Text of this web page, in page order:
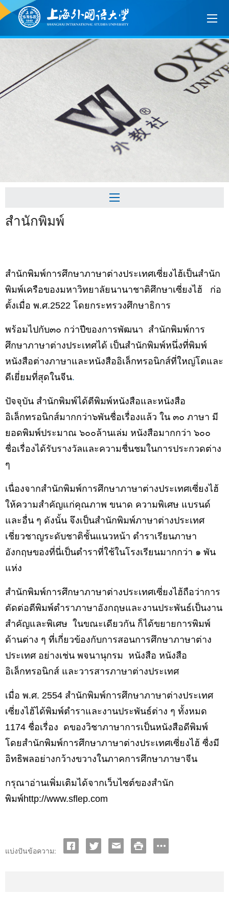
สำนักพิมพ์
สำนักพิมพ์การศึกษาภาษาต่างประเทศเซี่ยงไฮ้เป็นสำนัก
พิมพ์เครือของมหาวิทยาลัยนานาชาติศึกษาเซี่ยงไฮ้
ก่อ
ตั้งเมื่อ พ.ศ.2522 โดยกระทรวงศึกษาธิการ
พร้อมไปกับ๓๐ กว่าปีของการพัฒนา สำนักพิมพ์การ
ศึกษาภาษาต่างประเทศได้ เป็นสำนักพิมพ์หนึ่งที่พิมพ์
หนังสือต่างภาษาและหนังสืออิเล็กทรอนิกส์ที่ใหญ่โตและ
ดีเยี่ยมที่สุดในจีน.
ปัจจุบัน สำนักพิมพ์ได้ตีพิมพ์หนังสือและหนังสือ
อิเล็กทรอนิกส์มากกว่า๖พันชื่อเรื่องแล้ว ใน ๓๐ ภาษา มี
ยอดพิมพ์ประมาณ ๖๐๐ล้านเล่ม หนังสือมากกว่า ๖๐๐
ชื่อเรื่องได้รับรางวัลและความชื่นชมในการประกวดต่าง
ๆ
เนื่องจากสำนักพิมพ์การศึกษาภาษาต่างประเทศเซี่ยงไฮ้
ให้ความสำคัญแก่คุณภาพ ขนาด ความพิเศษ แบรนด์
และอื่น ๆ ดังนั้น จึงเป็นสำนักพิมพ์ภาษาต่างประเทศ
เชี่ยวชาญระดับชาติชั้นแนวหน้า ตำราเรียนภาษา
อังกฤษของที่นี่เป็นตำราที่ใช้ในโรงเรียนมากกว่า ๑ พัน
แห่ง
สำนักพิมพ์การศึกษาภาษาต่างประเทศเซี่ยงไฮ้ถือว่าการ
ตัดต่อตีพิมพ์ตำราภาษาอังกฤษและงานประพันธ์เป็นงาน
สำคัญและพิเศษ ในขณะเดียวกัน ก็ได้ขยายการพิมพ์
ด้านต่าง ๆ ที่เกี่ยวข้องกับการสอนการศึกษาภาษาต่าง
ประเทศ อย่างเช่น พจนานุกรม หนังสือ หนังสือ
อิเล็กทรอนิกส์ และวารสารภาษาต่างประเทศ
เมื่อ พ.ศ. 2554 สำนักพิมพ์การศึกษาภาษาต่างประเทศ
เซี่ยงไฮ้ได้พิมพ์ตำราและงานประพันธ์ต่าง ๆ ทั้งหมด
1174 ชื่อเรื่อง ดของวิชาภาษาการเป็นหนังสือดีพิมพ์
โดยสำนักพิมพ์การศึกษาภาษาต่างประเทศเซี่ยงไฮ้ ซื่งมี
อิทธิพลอย่างกว้างขวางในภาคการศึกษาภาษาจีน
กรุณาอ่านเพิ่มเติมได้จากเว็บไซต์ของสำนัก
พิมพ์http://www.sflep.com
แบ่งปันข้อความ: